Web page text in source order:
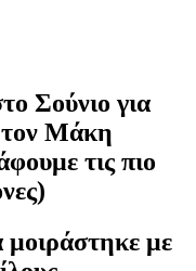
Σούνιο για
τον Μάκη
τις πιο
με